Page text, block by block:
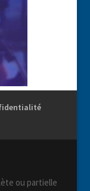
ou partielle